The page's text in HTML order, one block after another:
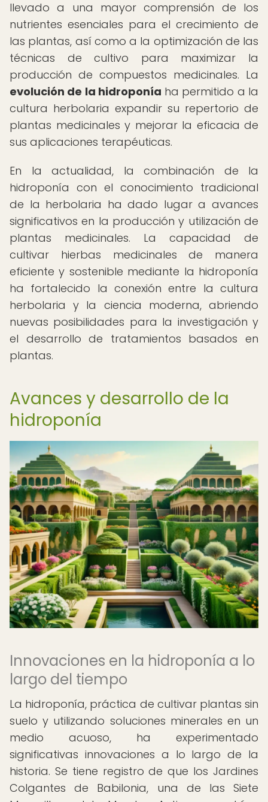
llevado a una mayor comprensión de los
nutrientes esenciales para el crecimiento de
las plantas, así como a la optimización de las
técnicas de cultivo para maximizar la
producción de compuestos medicinales. La
evolución de la hidroponía ha permitido a la
cultura herbolaria expandir su repertorio de
plantas medicinales y mejorar la eficacia de
sus aplicaciones terapéuticas.
En la actualidad, la combinación de la
hidroponía con el conocimiento tradicional
de la herbolaria ha dado lugar a avances
significativos en la producción y utilización de
plantas medicinales. La capacidad de
cultivar hierbas medicinales de manera
eficiente y sostenible mediante la hidroponía
ha fortalecido la conexión entre la cultura
herbolaria y la ciencia moderna, abriendo
nuevas posibilidades para la investigación y
el desarrollo de tratamientos basados en
plantas.
Avances y desarrollo de la
hidroponía
Innovaciones en la hidroponía a lo
largo del tiempo
La hidroponía, práctica de cultivar plantas sin
suelo y utilizando soluciones minerales en un
medio acuoso, ha experimentado
significativas innovaciones a lo largo de la
historia. Se tiene registro de que los Jardines
Colgantes de Babilonia, una de las Siete